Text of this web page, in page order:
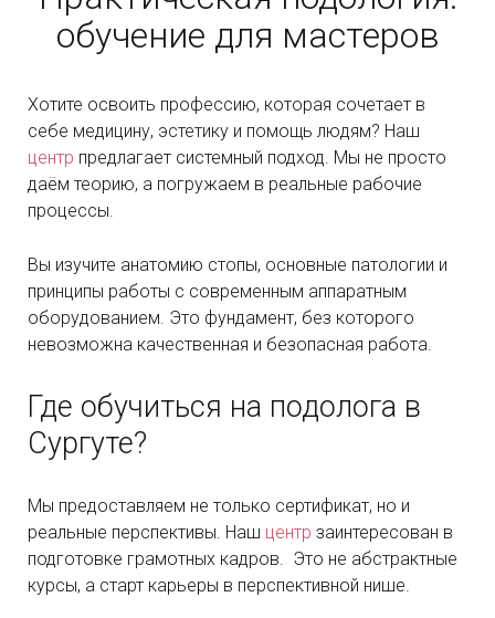
обучение для мастеров
Хотите освоить профессию, которая сочетает в
себе медицину, эстетику и помощь людям? Наш
центр предлагает системный подход. Мы не просто
даём теорию, а погружаем в реальные рабочие
процессы.
Вы изучите анатомию стопы, основные патологии и
принципы работы с современным аппаратным
оборудованием. Это фундамент, без которого
невозможна качественная и безопасная работа.
Где обучиться на подолога в
Сургуте?
Мы предоставляем не только сертификат, но и
реальные перспективы. Наш центр заинтересован в
подготовке грамотных кадров. Это не абстрактные
курсы, а старт карьеры в перспективной нише.